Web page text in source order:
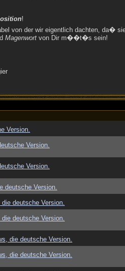
!
von der wir eigentlich dachten, da�
Magenwort von Dir m��t�s sein!
Version.
Version.
Version.
deutsche Version.
deutsche Version.
deutsche Version.
die deutsche Version.
die deutsche Version.